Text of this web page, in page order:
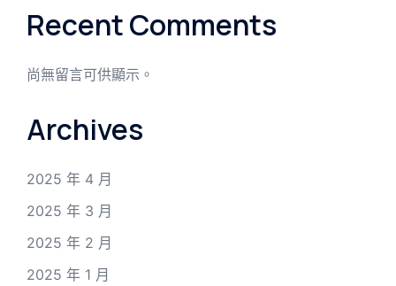
Recent Comments
尚無留言可供顯示。
Archives
2025 年 4 月
2025 年 3 月
2025 年 2 月
2025 年 1 月